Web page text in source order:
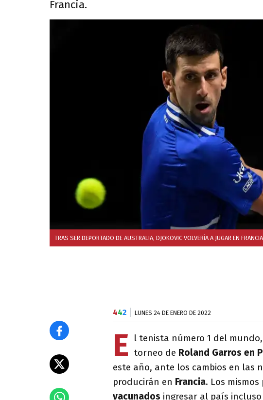
Francia.
TRAS SER DEPORTADO DE AUSTRALIA, DJOKOVIC VOLVERÍA A JUGAR EN FRANCIA
442 LUNES 24 DE ENERO DE 2022
E l tenista número 1 del mundo,
torneo de Roland Garros en
este año, ante los cambios en las
producirán en Francia. Los
vacunados ingresar al país